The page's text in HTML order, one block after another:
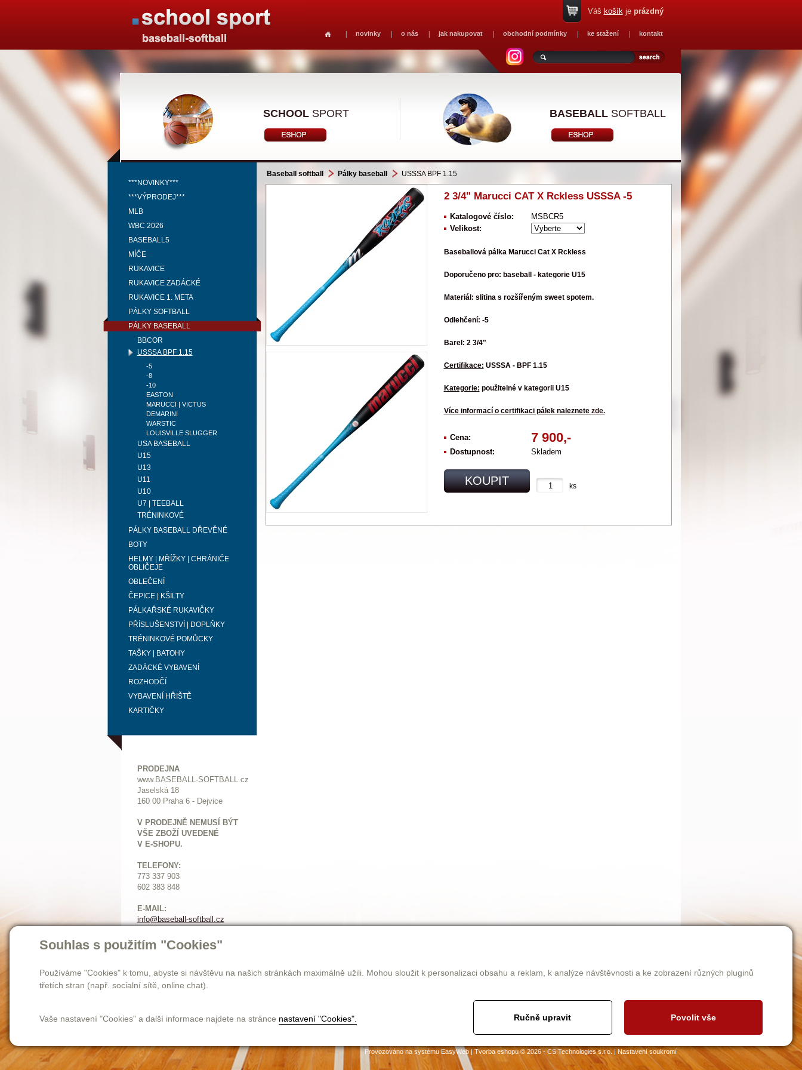
Souhlas s použitím "Cookies"
Používáme "Cookies" k tomu, abyste si návštěvu na našich stránkách maximálně užili. Mohou sloužit k personalizaci obsahu a reklam, k analýze návštěvnosti a ke zobrazení různých pluginů
třetích stran (např. socialní sítě, online chat).
Vaše nastavení "Cookies" a další informace najdete na stránce nastavení "Cookies". Ručně upravit Povolit vše
novinky o nás jak nakupovat obchodní podmínky ke stažení kontakt
Váš košíkje prázdný
SCHOOLSPORT BASEBALLSOFTBALL
***NOVINKY***
***VÝPRODEJ***
MLB
WBC 2026
BASEBALL5
MÍČE
RUKAVICE
RUKAVICE ZADÁCKÉ
RUKAVICE 1. META
PÁLKY SOFTBALL
PÁLKY BASEBALL
BBCOR
USSSA BPF 1.15
-5
-8
-10
EASTON
MARUCCI | VICTUS
DEMARINI
WARSTIC
LOUISVILLE SLUGGER
USA BASEBALL
U15
U13
U11
U10
U7 | TEEBALL
TRÉNINKOVÉ
PÁLKY BASEBALL DŘEVĚNÉ
BOTY
HELMY | MŘÍŽKY | CHRÁNIČE
OBLIČEJE
OBLEČENÍ
ČEPICE | KŠILTY
PÁLKAŘSKÉ RUKAVIČKY
PŘÍSLUŠENSTVÍ | DOPLŇKY
TRÉNINKOVÉ POMŮCKY
TAŠKY | BATOHY
ZADÁCKÉ VYBAVENÍ
ROZHODČÍ
VYBAVENÍ HŘIŠTĚ
KARTIČKY
PRODEJNA
www.BASEBALL-SOFTBALL.cz
Jaselská 18
160 00 Praha 6 - Dejvice
V PRODEJNĚ NEMUSÍ BÝT
VŠE ZBOŽÍ UVEDENÉ
V E-SHOPU.
TELEFONY:
773 337 903
602 383 848
E-MAIL:
info@baseball-softball.cz
Otevírací doba:
Pondělí: 14-17
Sobota: 9-12
Baseball softball Pálky baseball USSSA BPF 1.15
2 3/4" Marucci CAT X Rckless USSSA -5
Katalogové číslo:
MSBCR5
Velikost:
Baseballová pálka Marucci Cat X Rckless
Doporučeno pro: baseball - kategorie U15
Materiál: slitina s rozšířeným sweet spotem.
Odlehčení: -5
Barel: 2 3/4"
Certifikace: USSSA - BPF 1.15
Kategorie: použitelné v kategorii U15
Více informací o certifikaci pálek naleznete zde.
Cena: 7 900,-
Dostupnost: Skladem
KOUPIT ks
jak nakupovat obchodní podmínky
Provozováno na systémuEasyWeb|Tvorba eshopu© 2026 - CS Technologies s.r.o.|Nastavení soukromí